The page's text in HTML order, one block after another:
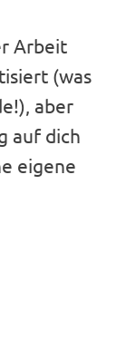
Arbeit
(was
aber
auf dich
eigene